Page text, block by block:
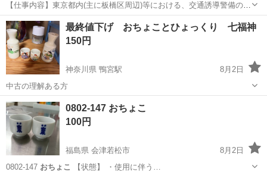
【仕事内容】東京都内(主に板橋区周辺)等における、交通誘導警備のお
仕事です。 日給1万2500円以上の高収入に加え、日払い制度も完備し
ています。 ファン付きベスト支給など無理なく働ける環境で、未経験
スタートのスタッフが多数在籍して...
アルバイト・パート / 契約社員
最終値下げ おちょことひょっくり 七福神
150円
神奈川県 鴨宮駅
8月2日
中古の理解ある方
神奈川 小田原市 鴨宮駅
0802-147 おちょこ
100円
福島県 会津若松市
8月2日
0802-147 おちょこ 【状態】 ・使用に伴う…